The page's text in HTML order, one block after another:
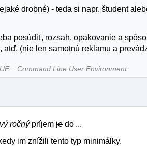
drobné) - teda si napr. študent
posúdiť, rozsah, opakovanie a
(nie len samotnú reklamu a
Command Line User Environment
ročnýpríjemjedo ...
im znížili tento typ minimálky.